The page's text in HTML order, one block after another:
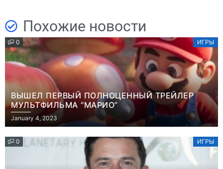
Похожие новости
0 ИГРЫ
ВЫШЕЛ ПЕРВЫЙ ПОЛНОЦЕННЫЙ ТРЕЙЛЕР
МУЛЬТФИЛЬМА “МАРИО”
January 4, 2023
0 ИГРЫ